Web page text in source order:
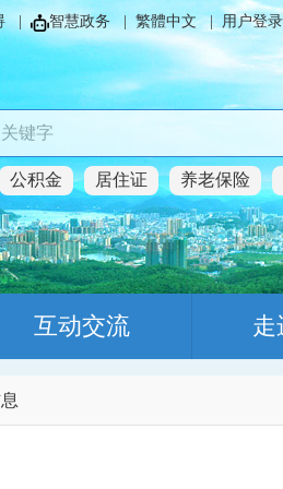
| 智慧政务| 繁體中文| 用户登录
公积金 居住证 养老保险
互动交流 走